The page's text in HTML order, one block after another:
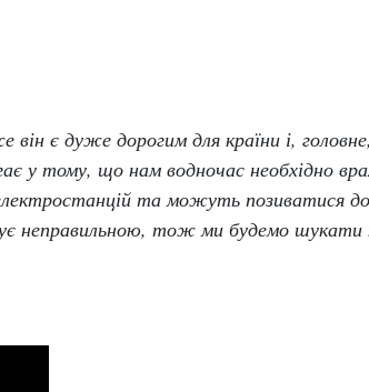
є дуже дорогим для країни і,
у тому, що нам водночас необхідно
та можуть позиватися
неправильною, тож ми будемо шукати